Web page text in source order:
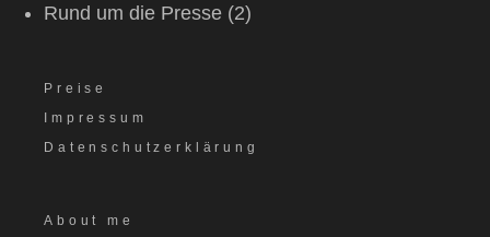
Rund um die Presse (2)
Preise
Impressum
Datenschutzerklärung
About me